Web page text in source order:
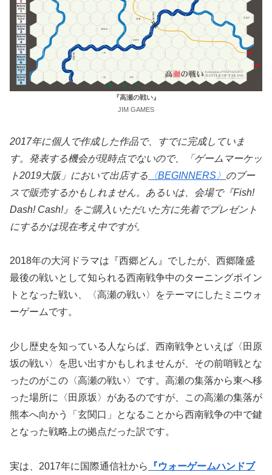
『高瀬の戦い』
JIM GAMES
2017年に個人で作成した作品で、すでに完成していま
す。発表する機会が現時点でないので、「ゲームマーケッ
ト2019大阪」において出店する 〈BEGINNERS〉 のブー
スで販売するかもしれません。あるいは、会場で『Fish!
Dash! Cash!』をご購入いただいた方に先着でプレゼント
にするかは現在考え中ですが。
2018年の大河ドラマは『西郷どん』でしたが、西郷隆盛
最後の戦いとして知られる西南戦争中のターニングポイン
トとなった戦い、〈高瀬の戦い〉をテーマにしたミニウォ
ーゲームです。
少し歴史を知っている人ならば、西南戦争といえば〈田原
坂の戦い〉を思い出すかもしれませんが、その前哨戦とな
ったのがこの〈高瀬の戦い〉です。高瀬の集落から東へ移
った場所に〈田原坂〉があるのですが、この高瀬の集落が
熊本へ向かう「玄関口」となることから西南戦争の中で鍵
となった戦略上の拠点だった訳です。
実は、2017年に国際通信社から
『ウォーゲームハンドブ